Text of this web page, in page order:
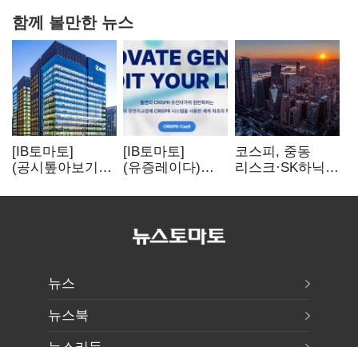
함께 볼만한 뉴스
[IB토마토]
(공시톺아보기)
바로 매출로
[IB토마토]
(유증레이다)
3분의 1 토막…
비용부터 챙긴다
코스피, 중동
리스크·SK하닉
뒷걸음
뉴스
뉴스북